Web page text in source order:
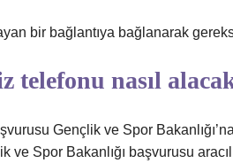
bir bağlantıya bağlanarak
telefonu nasıl
Gençlik ve Spor
ve Spor Bakanlığı başvurusu